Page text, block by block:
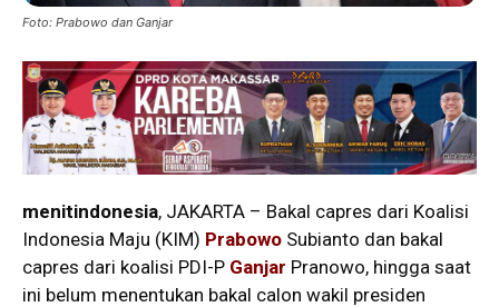
Foto: Prabowo dan Ganjar
menitindonesia, JAKARTA – Bakal capres dari Koalisi
Indonesia Maju (KIM) Prabowo Subianto dan bakal
capres dari koalisi PDI-P Ganjar Pranowo, hingga saat
ini belum menentukan bakal calon wakil presiden